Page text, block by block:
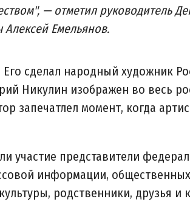
— отметил руководитель
Алексей Емельянов.
сделал народный художник
Никулин изображен во весь
запечатлел момент, когда
участие представители
информации,
родственники, друзья и